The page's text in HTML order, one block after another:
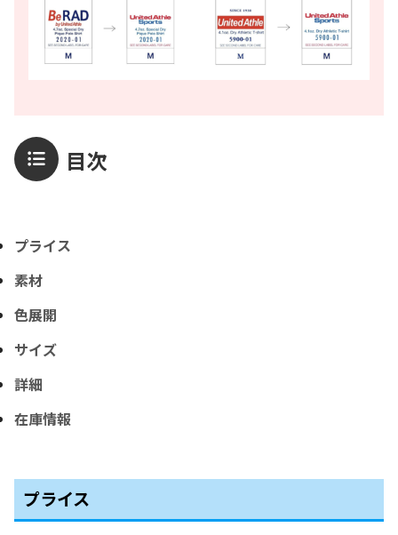
目次
プライス
素材
色展開
サイズ
詳細
在庫情報
プライス